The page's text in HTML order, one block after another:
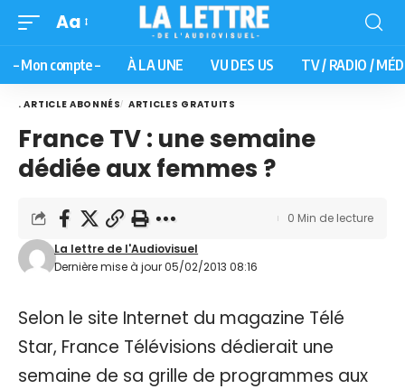
Aa
– Mon compte – À LA UNE VU DES US TV / RADIO /
. ARTICLE ABONNÉS ARTICLES GRATUITS
France TV : une semaine
dédiée aux femmes ?
Dernière mise à jour 05/02/2013 08:16
La lettre de l'Audiovisuel
0 Min de lecture
Selon le site Internet du magazine Télé
Star, France Télévisions dédierait une
semaine de sa grille de programmes aux